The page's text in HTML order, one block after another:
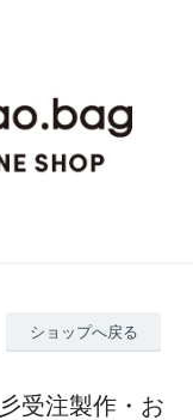
ショップへ戻る
受注製作・お